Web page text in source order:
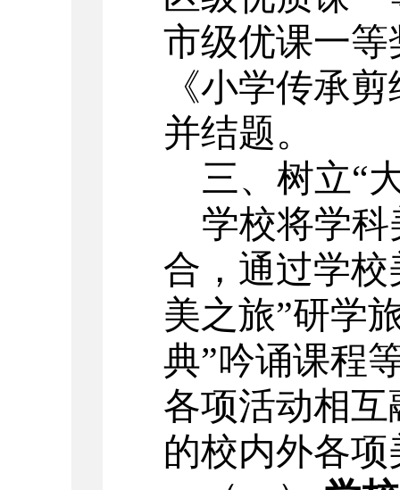
市级优课一
《小学传承
并结题。
三、树立“
学校将学
合，通过学
美之旅”研学
典”吟诵课程
各项活动相
的校内外各